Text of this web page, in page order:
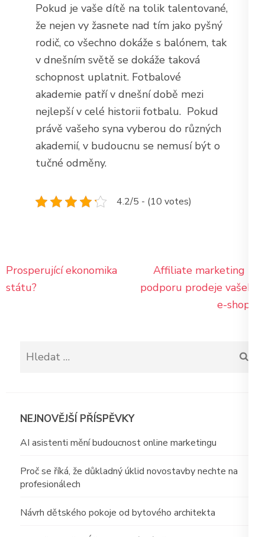
Pokud je vaše dítě na tolik talentované,
že nejen vy žasnete nad tím jako pyšný
rodič, co všechno dokáže s balónem, tak
v dnešním světě se dokáže taková
schopnost uplatnit. Fotbalové
akademie patří v dnešní době mezi
nejlepší v celé historii fotbalu. Pokud
právě vašeho syna vyberou do různých
akademií, v budoucnu se nemusí být o
tučné odměny.
4.2/5 - (10 votes)
Navigace
pro
Prosperující ekonomika
státu?
Affiliate marketing na
podporu prodeje vašeho
e-shopu!
NEJNOVĚJŠÍ PŘÍSPĚVKY
AI asistenti mění budoucnost online marketingu
Proč se říká, že důkladný úklid novostavby nechte na
profesionálech
Návrh dětského pokoje od bytového architekta